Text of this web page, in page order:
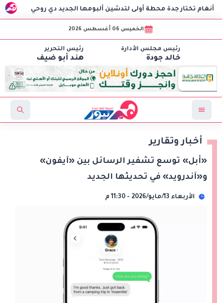
السفير جدة محطة أولى لتدشين ألبومها الجديد دي روحي
الخميس 06 أغسطس 2026
رئيس مجلس الأدارة
خالد جودة
رئيس التحرير
هند أبو ضيف
أخبار وتقارير
«أبل» توسع تشفير الرسائل بين «آيفون»
و«آندرويد» في تحديثها الجديد
الأربعاء 13/مايو/2026 - 11:30 م